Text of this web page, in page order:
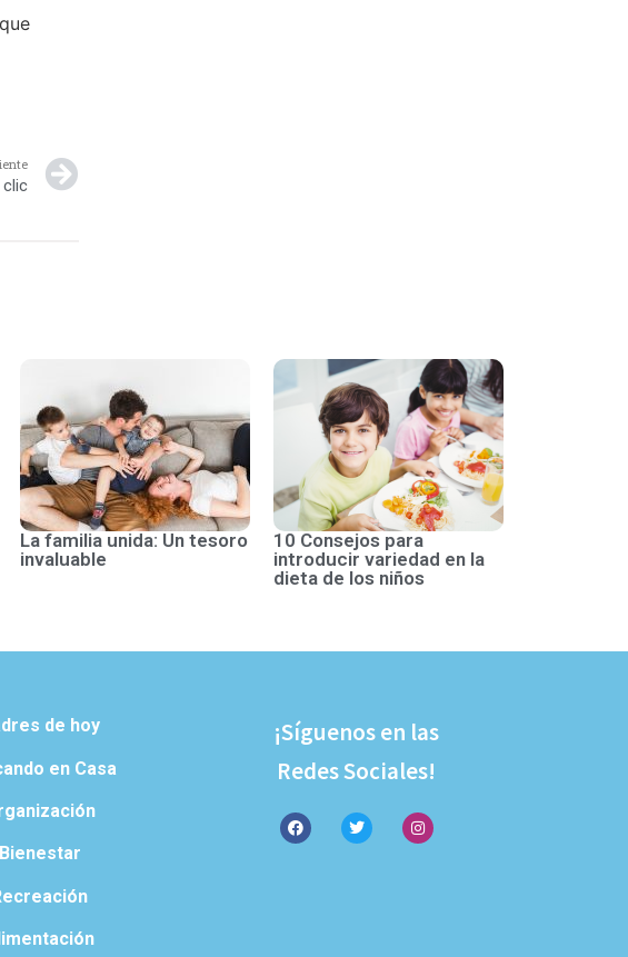
clic
La familia unida: Un tesoro
invaluable
10 Consejos para
introducir variedad en la
dieta de los niños
de hoy
en Casa
Bienestar
¡Síguenos en las
Redes Sociales!